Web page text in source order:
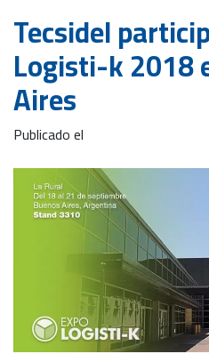
Tecsidel
Logisti-k 2018
Aires
Publicado el